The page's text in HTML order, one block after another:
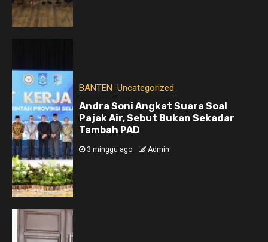
BANTEN Uncategorized
Andra Soni Angkat Suara Soal
Pajak Air, Sebut Bukan Sekadar
Tambah PAD
3 minggu ago Admin